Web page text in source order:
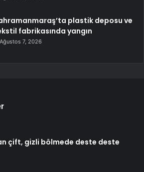
plastik deposu ve
fabrikasında yangın
Ağustos 7, 2026
çift, gizli bölmede deste deste